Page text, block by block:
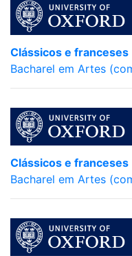
Clássicos e franceses
Bacharel em Artes
Clássicos e franceses
Bacharel em Artes